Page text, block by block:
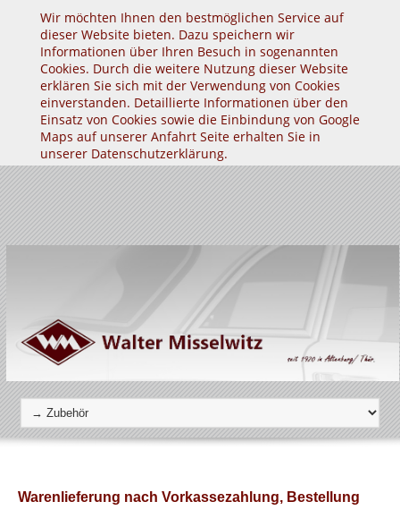
Wir möchten Ihnen den bestmöglichen Service auf
dieser Website bieten. Dazu speichern wir
Informationen über Ihren Besuch in sogenannten
Cookies. Durch die weitere Nutzung dieser Website
erklären Sie sich mit der Verwendung von Cookies
einverstanden. Detaillierte Informationen über den
Einsatz von Cookies sowie die Einbindung von Google
Maps auf unserer Anfahrt Seite erhalten Sie in
unserer Datenschutzerklärung.
Warenlieferung nach Vorkassezahlung, Bestellung